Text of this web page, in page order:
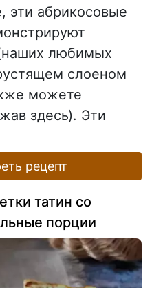
эти абрикосовые
любимых
слоеном
можете
здесь). Эти
рецепт
татин со
порции